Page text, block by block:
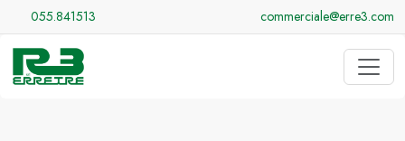
055.841513 commerciale@erre3.com